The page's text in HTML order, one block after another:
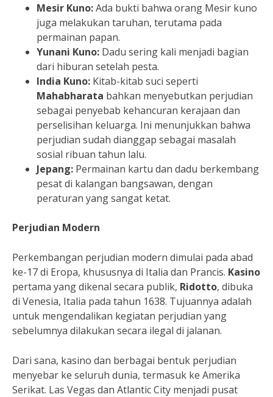
Mesir Kuno:Ada bukti bahwa orang Mesir kuno
juga melakukan taruhan, terutama pada
permainan papan.
Yunani Kuno: Dadu sering kali menjadi bagian
dari hiburan setelah pesta.
India Kuno: Kitab-kitab suci seperti
Mahabharata bahkan menyebutkan perjudian
sebagai penyebab kehancuran kerajaan dan
perselisihan keluarga. Ini menunjukkan bahwa
perjudian sudah dianggap sebagai masalah
sosial ribuan tahun lalu.
Jepang: Permainan kartu dan dadu berkembang
pesat di kalangan bangsawan, dengan
peraturan yang sangat ketat.
Perjudian Modern
Perkembangan perjudian modern dimulai pada abad
ke-17 di Eropa, khususnya di Italia dan Prancis. Kasino
pertama yang dikenal secara publik, Ridotto, dibuka
di Venesia, Italia pada tahun 1638. Tujuannya adalah
untuk mengendalikan kegiatan perjudian yang
sebelumnya dilakukan secara ilegal di jalanan.
Dari sana, kasino dan berbagai bentuk perjudian
menyebar ke seluruh dunia, termasuk ke Amerika
Serikat. Las Vegas dan Atlantic City menjadi pusat